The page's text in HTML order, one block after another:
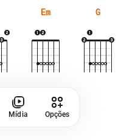
Em G
Mídia Opções